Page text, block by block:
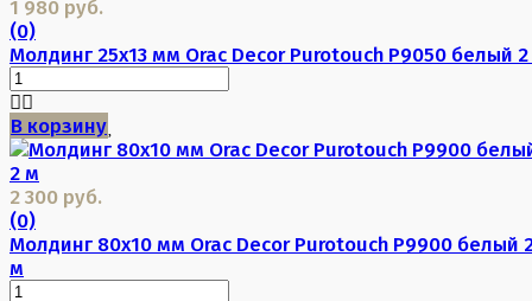
1 980 руб.
(0)
Молдинг 25х13 мм Orac Decor Purotouch P9050 белый
В корзину
2 300 руб.
(0)
Молдинг 80х10 мм Orac Decor Purotouch P9900 белый
м